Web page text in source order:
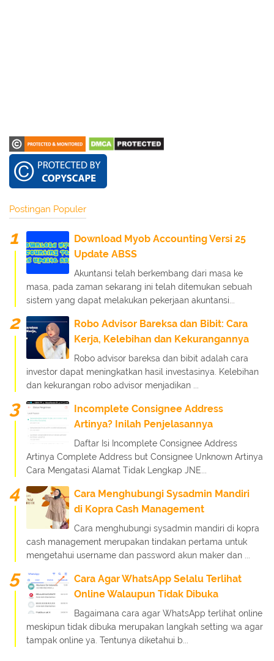
Postingan Populer
Download Myob Accounting Versi 25
Update ABSS
Akuntansi telah berkembang dari masa ke
masa, pada zaman sekarang ini telah ditemukan sebuah
sistem yang dapat melakukan pekerjaan akuntansi...
Robo Advisor Bareksa dan Bibit: Cara
Kerja, Kelebihan dan Kekurangannya
Robo advisor bareksa dan bibit adalah cara
investor dapat meningkatkan hasil investasinya. Kelebihan
dan kekurangan robo advisor menjadikan ...
Incomplete Consignee Address
Artinya? Inilah Penjelasannya
Daftar Isi Incomplete Consignee Address
Artinya Complete Address but Consignee Unknown Artinya
Cara Mengatasi Alamat Tidak Lengkap JNE...
Cara Menghubungi Sysadmin Mandiri
di Kopra Cash Management
Cara menghubungi sysadmin mandiri di kopra
cash management merupakan tindakan pertama untuk
mengetahui username dan password akun maker dan ...
Cara Agar WhatsApp Selalu Terlihat
Online Walaupun Tidak Dibuka
Bagaimana cara agar WhatsApp terlihat online
meskipun tidak dibuka merupakan langkah setting wa agar
tampak online ya. Tentunya diketahui b...